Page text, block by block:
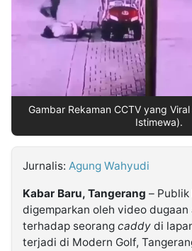
Kabarbaru
Kabarbaru.co
2026
Gambar Rekaman CCTV yang
Istimewa).
Jurnalis: Agung Wahyudi
Kabar Baru, Tangerang –
digemparkan oleh video dugaan
terhadap seorang caddy di
terjadi di Modern Golf,